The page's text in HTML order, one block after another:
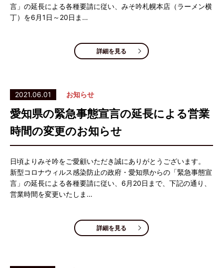
言」の延長による各種要請に従い、みそ吟札幌本店（ラーメン横
丁）を6月1日～20日ま…
詳細を見る
2021.06.01 お知らせ
愛知県の緊急事態宣言の延長による営業
時間の変更のお知らせ
日頃よりみそ吟をご愛顧いただき誠にありがとうございます。
新型コロナウィルス感染防止の政府・愛知県からの「緊急事態宣
言」の延長による各種要請に従い、6月20日まで、下記の通り、
営業時間を変更いたしま…
詳細を見る